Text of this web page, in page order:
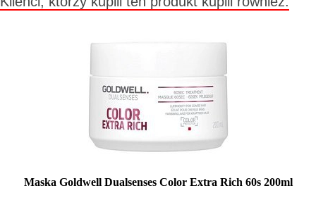
Maska Goldwell Dualsenses Color Extra Rich 60s 200ml